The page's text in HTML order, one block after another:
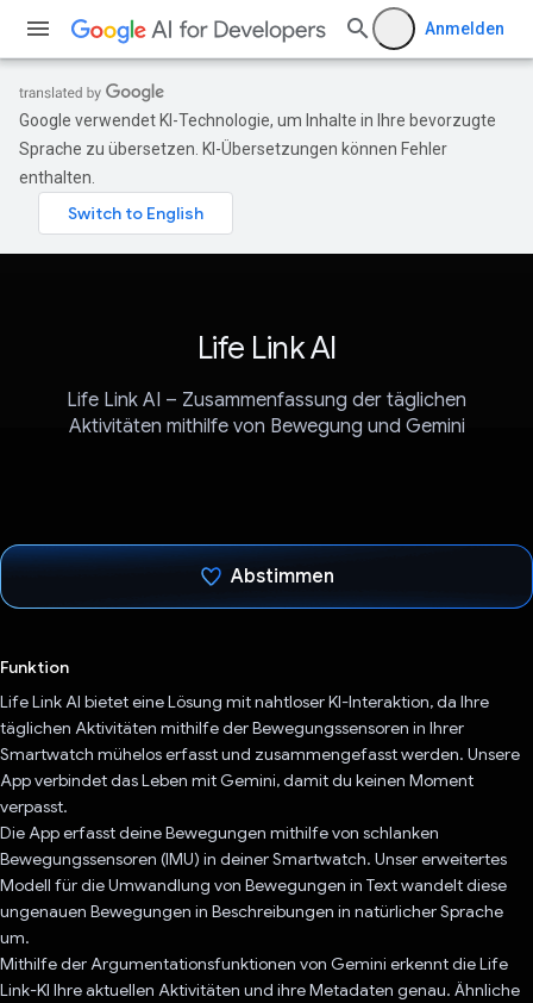
Anmelden
Google verwendet KI-Technologie, um Inhalte in Ihre bevorzugte
Sprache zu übersetzen. KI-Übersetzungen können Fehler
enthalten.
Life Link AI
Life Link AI – Zusammenfassung der täglichen
Aktivitäten mithilfe von Bewegung und Gemini
Abstimmen
Funktion
Life Link AI bietet eine Lösung mit nahtloser KI-Interaktion, da Ihre
täglichen Aktivitäten mithilfe der Bewegungssensoren in Ihrer
Smartwatch mühelos erfasst und zusammengefasst werden. Unsere
App verbindet das Leben mit Gemini, damit du keinen Moment
verpasst.
Die App erfasst deine Bewegungen mithilfe von schlanken
Bewegungssensoren (IMU) in deiner Smartwatch. Unser erweitertes
Modell für die Umwandlung von Bewegungen in Text wandelt diese
ungenauen Bewegungen in Beschreibungen in natürlicher Sprache
um.
Mithilfe der Argumentationsfunktionen von Gemini erkennt die Life
Link-KI Ihre aktuellen Aktivitäten und ihre Metadaten genau. Ähnliche